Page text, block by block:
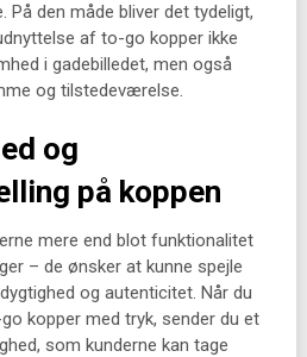
På den måde bliver det tydeligt,
af to-go kopper ikke
i gadebilledet, men også
og tilstedeværelse.
og
på koppen
mere end blot funktionalitet
– de ønsker at kunne spejle
og autenticitet. Når du
kopper med tryk, sender du et
som kunderne kan tage